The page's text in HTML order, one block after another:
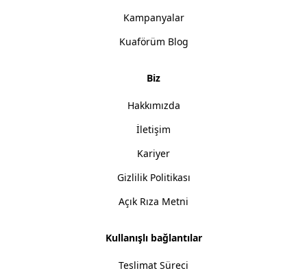
Kampanyalar
Kuaförüm Blog
Biz
Hakkımızda
İletişim
Kariyer
Gizlilik Politikası
Açık Rıza Metni
Kullanışlı bağlantılar
Teslimat Süreci